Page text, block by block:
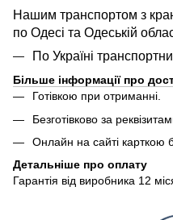
Нашим транспортом з
по Одесі та Одеській
По Україні
Більше інформації про
Готівкою при отриманні.
Безготівково за
Онлайн на сайті карткою
Детальніше про оплату
Гарантія від виробника 12